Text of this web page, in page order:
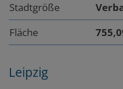
Stadtgröße
Fläche
Leipzig